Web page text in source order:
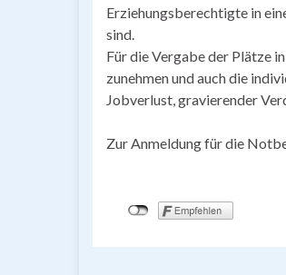
Erziehungsberechtigte in
sind.
Für die Vergabe der Plätze
zunehmen und auch die
Jobverlust, gravierender
Zur Anmeldung für die